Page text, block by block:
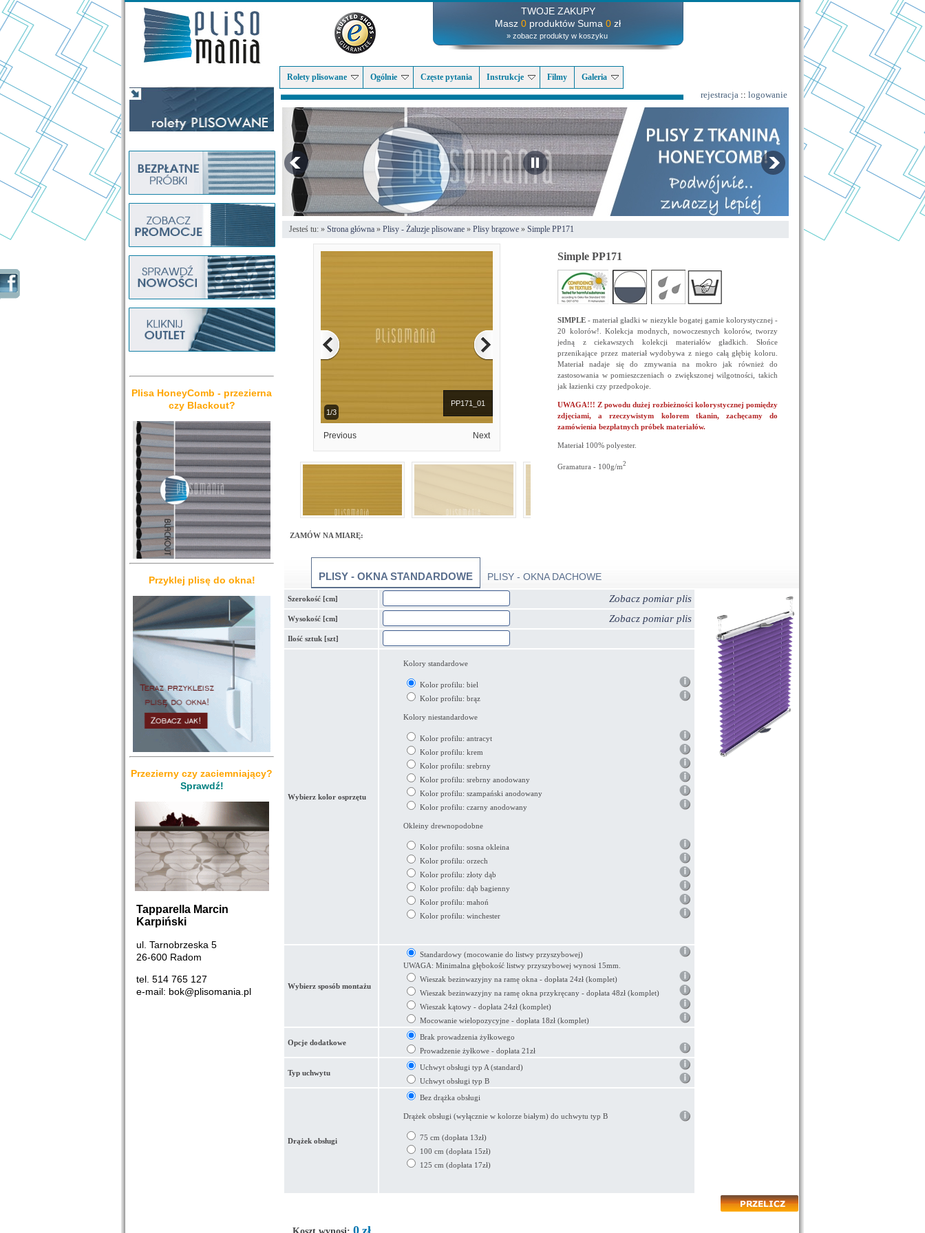
TWOJE ZAKUPY
Masz 0 produktów Suma 0 zł
» zobacz produkty w koszyku
Rolety plisowane Ogólnie Częste pytania Instrukcje Filmy Galeria
rejestracja :: logowanie
Jesteś tu: » Strona główna » Plisy - Żaluzje plisowane » Plisy brązowe » Simple PP171
1/3
PP171_01
Previous Next
Simple PP171
SIMPLE- materiał gładki w niezykle bogatej gamie kolorystycznej -
20 kolorów!. Kolekcja modnych, nowoczesnych kolorów, tworzy
jedną z ciekawszych kolekcji materiałów gładkich. Słońce
przenikające przez materiał wydobywa z niego całą głębię koloru.
Materiał nadaje się do zmywania na mokro jak również do
zastosowania w pomieszczeniach o zwiększonej wilgotności, takich
jak łazienki czy przedpokoje.
UWAGA!!! Z powodu dużej rozbieżności kolorystycznej pomiędzy
zdjęciami, a rzeczywistym kolorem tkanin, zachęcamy do
zamówienia bezpłatnych próbek materiałów.
Materiał 100% polyester.
Gramatura - 100g/m2
ZAMÓW NA MIARĘ:
PLISY - OKNA STANDARDOWE PLISY - OKNA DACHOWE
Szerokość [cm] Zobacz pomiar plis
Wysokość [cm] Zobacz pomiar plis
Ilość sztuk [szt]
Wybierz kolor osprzętu
Kolory standardowe
Kolor profilu: biel
Kolor profilu: brąz
Kolory niestandardowe
Kolor profilu: antracyt
Kolor profilu: krem
Kolor profilu: srebrny
Kolor profilu: srebrny anodowany
Kolor profilu: szampański anodowany
Kolor profilu: czarny anodowany
Okleiny drewnopodobne
Kolor profilu: sosna okleina
Kolor profilu: orzech
Kolor profilu: złoty dąb
Kolor profilu: dąb bagienny
Kolor profilu: mahoń
Kolor profilu: winchester
Wybierz sposób montażu
Standardowy (mocowanie do listwy przyszybowej)
UWAGA: Minimalna głębokość listwy przyszybowej wynosi 15mm.
Wieszak bezinwazyjny na ramę okna - dopłata 24zł (komplet)
Wieszak bezinwazyjny na ramę okna przykręcany - dopłata 48zł (komplet)
Wieszak kątowy - dopłata 24zł (komplet)
Mocowanie wielopozycyjne - dopłata 18zł (komplet)
Opcje dodatkowe
Brak prowadzenia żyłkowego
Prowadzenie żyłkowe - dopłata 21zł
Typ uchwytu
Uchwyt obsługi typ A (standard)
Uchwyt obsługi typ B
Drążek obsługi
Bez drążka obsługi
Drążek obsługi (wyłącznie w kolorze białym) do uchwytu typ B
75 cm (dopłata 13zł)
100 cm (dopłata 15zł)
125 cm (dopłata 17zł)
0 zł
Plisa HoneyComb - przezierna
czy Blackout?
Przyklej plisę do okna!
Przezierny czy zaciemniający?
Sprawdź!
Tapparella Marcin
Karpiński
ul. Tarnobrzeska 5
26-600 Radom
tel. 514 765 127
e-mail: bok@plisomania.pl